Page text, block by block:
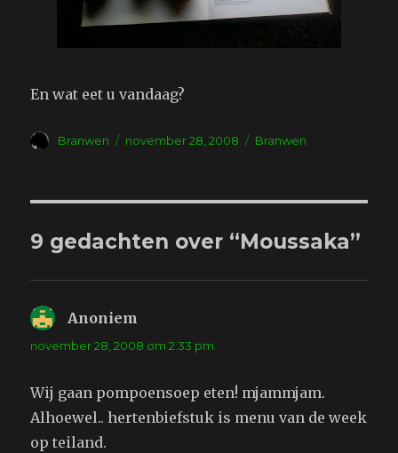
En wat eet u vandaag?
Auteur
Branwen
Geplaatst
november 28, 2008 Tags
Branwen
9 gedachten over “Moussaka”
Anoniem
november 28, 2008 om 2:33 pm
Wij gaan pompoensoep eten! mjammjam.
Alhoewel.. hertenbiefstuk is menu van de week
op teiland.